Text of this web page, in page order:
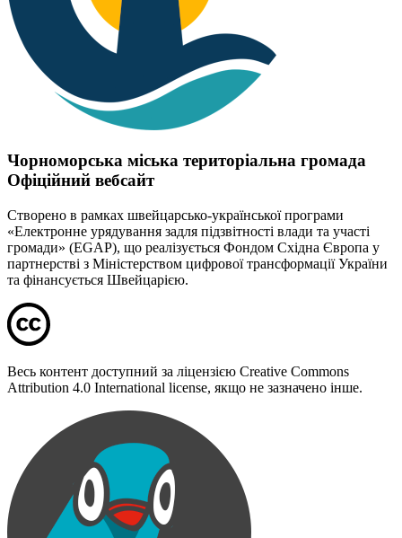
Чорноморська міська територіальна громада
Офіційний вебсайт
Створено в рамках швейцарсько-української програми
«Електронне урядування задля підзвітності влади та участі
громади» (EGAP), що реалізується Фондом Східна Європа у
партнерстві з Міністерством цифрової трансформації України
та фінансується Швейцарією.
Весь контент доступний за ліцензією Creative Commons
Attribution 4.0 International license, якщо не зазначено інше.